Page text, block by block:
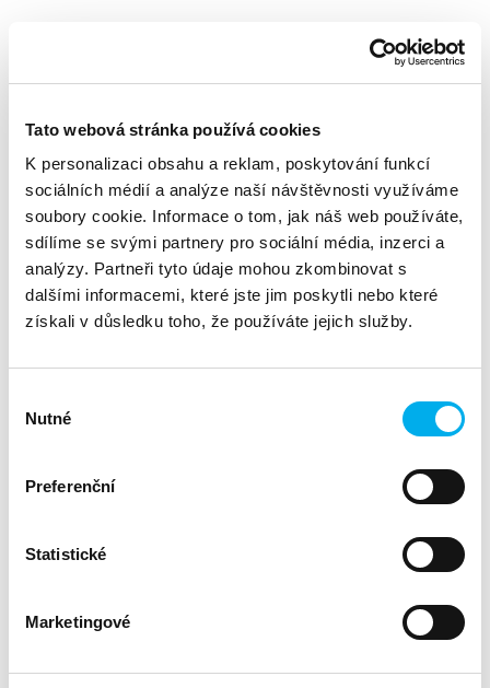
Tato webová stránka používá cookies
K personalizaci obsahu a reklam, poskytování funkcí
sociálních médií a analýze naší návštěvnosti využíváme
soubory cookie. Informace o tom, jak náš web používáte,
sdílíme se svými partnery pro sociální média, inzerci a
analýzy. Partneři tyto údaje mohou zkombinovat s
dalšími informacemi, které jste jim poskytli nebo které
získali v důsledku toho, že používáte jejich služby.
souhlasu
Nutné
Preferenční
Statistické
Marketingové
kyberbezpečnosti od A do Z",který se uskuteční
listopadu 2024 od 13:00hodin
Pankrác- 2.patro, Na Strži 65 / 1702 Praha 4.
Na semináři vás kolegové zDNS a.s., Jan Váša, Lukáš
Engler a Robert Klán,
provedou tématy validace
kyberbezpečnosti – od osvědčených i inovativních přístupů,
výhod a nevýhod metod, až po praktické kroky a možnosti
řešení.
Co Vás čeká?
Zjistíte, jak si aktuálně stojí kyberbezpečnost vaší
Naučíte se efektivně prověřovat kvalitu kódu vašich
Dozvíte se, jak se postarat o to, aby hesla vašich
uživatelů nebyla snadno prolomena a jejich účty nebyly
Ukážeme vám, jak během několika kliknutí spustit
penetrační testy či skenování zranitelností a během pár